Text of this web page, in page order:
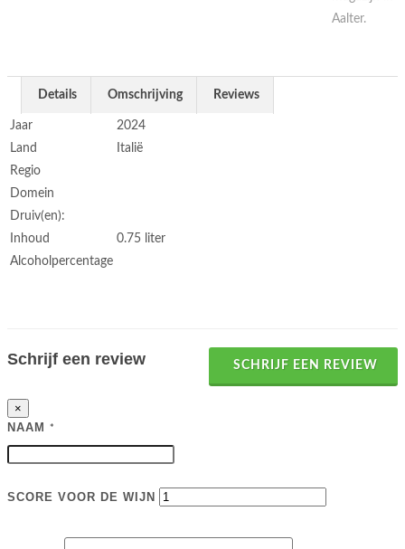
Aalter.
Details Omschrijving Reviews
Jaar
2024
Land
Italië
Regio
Domein
Druiv(en):
Inhoud
0.75 liter
Alcoholpercentage
SCHRIJF EEN REVIEW
Schrijf een review
×
NAAM
*
SCORE VOOR DE WIJN